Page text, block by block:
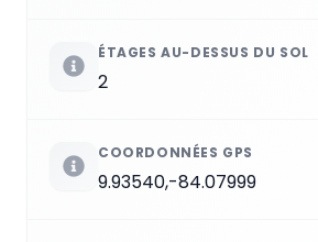
ÉTAGES AU-DESSUS DU SOL
2
COORDONNÉES GPS
9.93540,-84.07999